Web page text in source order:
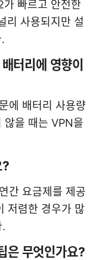
빠르고 안전한
리 사용되지만 설
터리에 영향이
에 배터리 사용량
않을 때는 VPN을
?
간 요금제를 제공
저렴한 경우가 많
은 무엇인가요?